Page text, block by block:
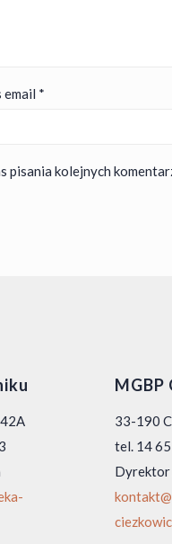
email *
pisania kolejnych
MGBP
33-190
tel. 14
Dyrektor